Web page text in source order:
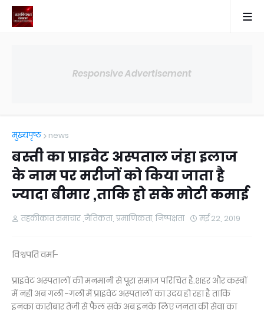
Responsive Advertisement
मुख्यपृष्ठ news
बस्ती का प्राइवेट अस्पताल जंहा इलाज
के नाम पर मरीजों को किया जाता है
ज्यादा बीमार ,ताकि हो सके मोटी कमाई
तहकीकात समाचार ,नैतिकता, प्रमाणिकता, निष्पक्षता मई 22, 2019
विश्वपति वर्मा-
प्राइवेट अस्पतालों की मनमानी से पूरा समाज परिचित है.शहर और कस्बों
में नही अब गली -गली में प्राइवेट अस्पतालों का उदय हो रहा है ताकि
इनका कारोबार तेजी से फैल सके अब इनके लिए जनता की सेवा का